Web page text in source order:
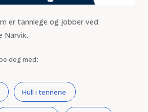
er tannlege og jobber ved
Narvik.
deg med:
Hull i tennene